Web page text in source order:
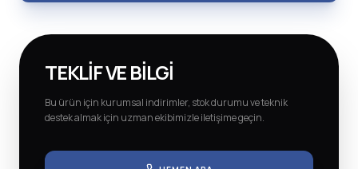
TEKLIF VE BILGI
Bu ürün için kurumsal indirimler, stok durumu ve teknik
destek almak için uzman ekibimizle iletişime geçin.